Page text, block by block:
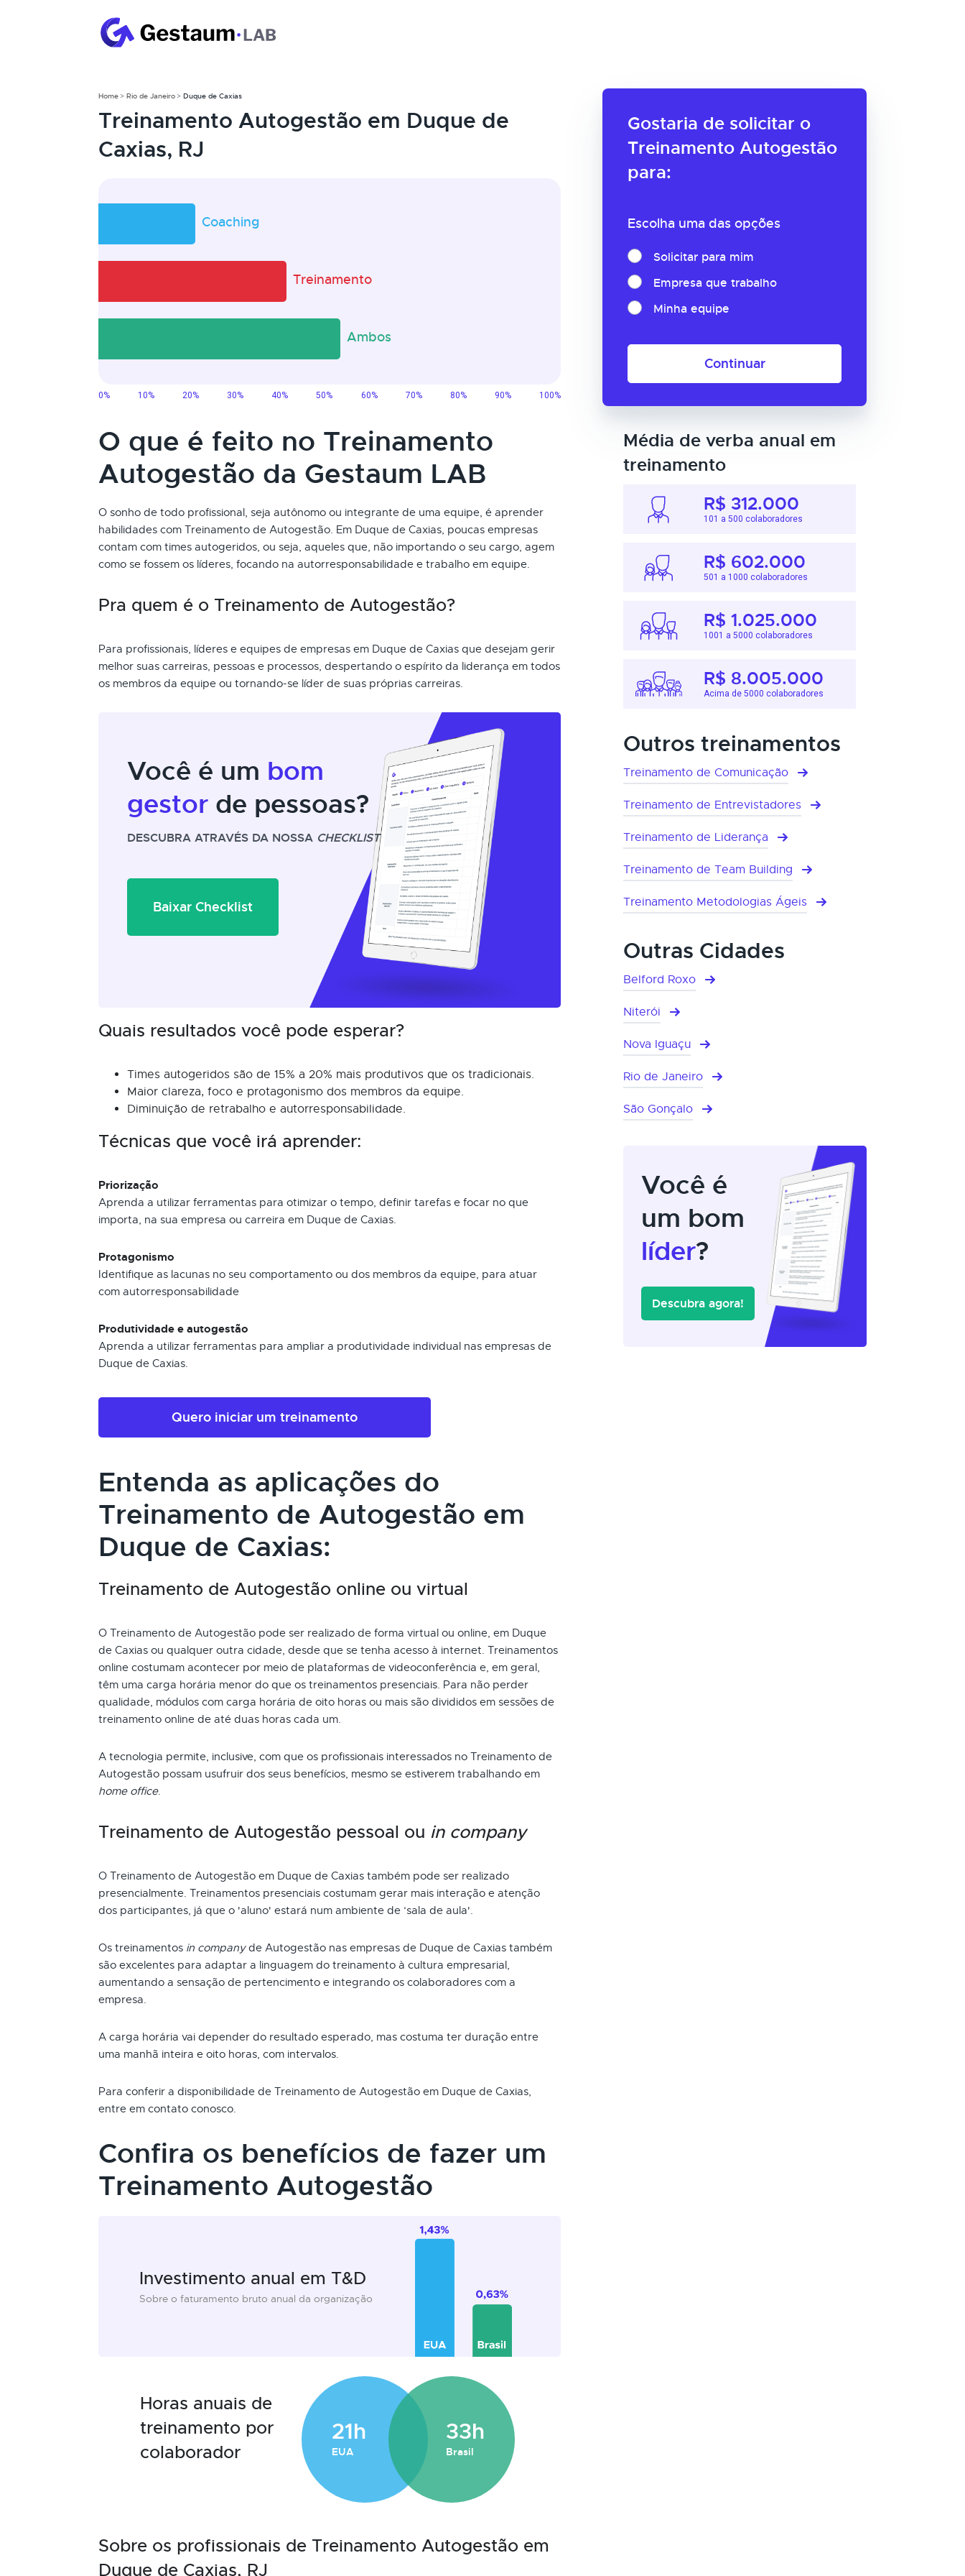
Gostaria de solicitar o
Treinamento Autogestão
para:
Escolha uma das opções
Solicitar para mim
Empresa que trabalho
Minha equipe
Continuar
Home Rio de Janeiro Duque de Caxias
Treinamento Autogestão em Duque de
Caxias, RJ
O que é feito no Treinamento
Autogestão da Gestaum LAB
O sonho de todo profissional, seja autônomo ou integrante de uma equipe, é aprender
habilidades com Treinamento de Autogestão. Em Duque de Caxias, poucas empresas
contam com times autogeridos, ou seja, aqueles que, não importando o seu cargo, agem
como se fossem os líderes, focando na autorresponsabilidade e trabalho em equipe.
Pra quem é o Treinamento de Autogestão?
Para profissionais, líderes e equipes de empresas em Duque de Caxias que desejam gerir
melhor suas carreiras, pessoas e processos, despertando o espírito da liderança em todos
os membros da equipe ou tornando-se líder de suas próprias carreiras.
Você é um bom
gestor de pessoas?
DESCUBRA ATRAVÉS DA NOSSA CHECKLIST
Baixar Checklist
Quais resultados você pode esperar?
Times autogeridos são de 15% a 20% mais produtivos que os tradicionais.
Maior clareza, foco e protagonismo dos membros da equipe.
Diminuição de retrabalho e autorresponsabilidade.
Técnicas que você irá aprender:
Priorização
Aprenda a utilizar ferramentas para otimizar o tempo, definir tarefas e focar no que
importa, na sua empresa ou carreira em Duque de Caxias.
Protagonismo
Identifique as lacunas no seu comportamento ou dos membros da equipe, para atuar
com autorresponsabilidade
Produtividade e autogestão
Aprenda a utilizar ferramentas para ampliar a produtividade individual nas empresas de
Duque de Caxias.
Quero iniciar um treinamento
Entenda as aplicações do
Treinamento de Autogestão em
Duque de Caxias:
Treinamento de Autogestão online ou virtual
O Treinamento de Autogestão pode ser realizado de forma virtual ou online, em Duque
de Caxias ou qualquer outra cidade, desde que se tenha acesso à internet. Treinamentos
online costumam acontecer por meio de plataformas de videoconferência e, em geral,
têm uma carga horária menor do que os treinamentos presenciais. Para não perder
qualidade, módulos com carga horária de oito horas ou mais são divididos em sessões de
treinamento online de até duas horas cada um.
A tecnologia permite, inclusive, com que os profissionais interessados no Treinamento de
Autogestão possam usufruir dos seus benefícios, mesmo se estiverem trabalhando em
home office.
Treinamento de Autogestão pessoal ou in company
O Treinamento de Autogestão em Duque de Caxias também pode ser realizado
presencialmente. Treinamentos presenciais costumam gerar mais interação e atenção
dos participantes, já que o 'aluno' estará num ambiente de ‘sala de aula'.
Os treinamentos in companyde Autogestão nas empresas de Duque de Caxias também
são excelentes para adaptar a linguagem do treinamento à cultura empresarial,
aumentando a sensação de pertencimento e integrando os colaboradores com a
empresa.
A carga horária vai depender do resultado esperado, mas costuma ter duração entre
uma manhã inteira e oito horas, com intervalos.
Para conferir a disponibilidade de Treinamento de Autogestão em Duque de Caxias,
entre em contato conosco.
Confira os benefícios de fazer um
Treinamento Autogestão
Investimento anual em T&D
Sobre o faturamento bruto anual da organização
Horas anuais de
treinamento por
colaborador
21h
EUA
33h
Brasil
Sobre os profissionais de Treinamento Autogestão em
Duque de Caxias, RJ
Média de verba anual em
treinamento
R$ 312.000
101 a 500 colaboradores
R$ 602.000
501 a 1000 colaboradores
R$ 1.025.000
1001 a 5000 colaboradores
R$ 8.005.000
Acima de 5000 colaboradores
Outros treinamentos
Treinamento de Comunicação
Treinamento de Entrevistadores
Treinamento de Liderança
Treinamento de Team Building
Treinamento Metodologias Ágeis
Outras Cidades
Belford Roxo
Niterói
Nova Iguaçu
Rio de Janeiro
São Gonçalo
Você é
um bom
líder?
Descubra agora!